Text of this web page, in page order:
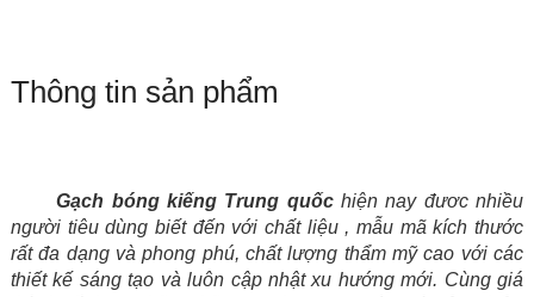
Thông tin sản phẩm
Gạch bóng kiếng Trung quốchiện nay đươc nhiều
người tiêu dùng biết đến với chất liệu , mẫu mã kích thước
rất đa dạng và phong phú, chất lượng thẩm mỹ cao với các
thiết kế sáng tạo và luôn cập nhật xu hướng mới. Cùng giá